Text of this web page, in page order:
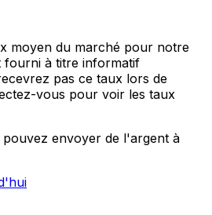
moyen du marché pour notre
fourni à titre informatif
pas ce taux lors de
vous pour voir les taux
envoyer de l'argent à